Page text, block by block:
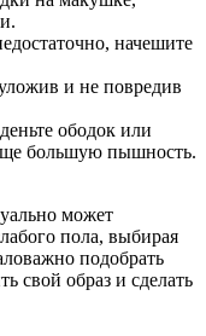
начешите
и не повредив
ободок или
большую пышность.
может
пола, выбирая
подобрать
свой образ и сделать